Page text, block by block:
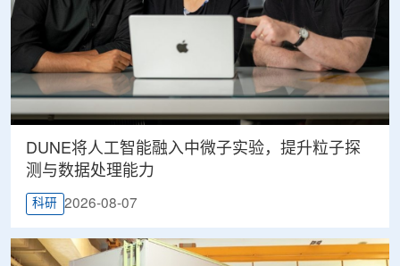
DUNE将人工智能融入中微子实验，提升粒子探
测与数据处理能力
科研 2026-08-07